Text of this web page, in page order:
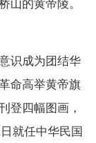
山的黄帝陵。
识成为团结华
命高举黄帝旗
登四幅图画，
就任中华民国